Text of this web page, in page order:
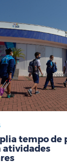
tempo de
atividades